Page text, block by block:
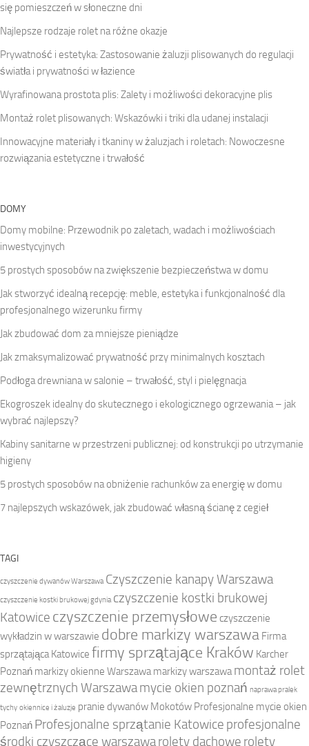
się pomieszczeń w słoneczne dni
Najlepsze rodzaje rolet na różne okazje
Prywatność i estetyka: Zastosowanie żaluzji plisowanych do regulacji
światła i prywatności w łazience
Wyrafinowana prostota plis: Zalety i możliwości dekoracyjne plis
Montaż rolet plisowanych: Wskazówki i triki dla udanej instalacji
Innowacyjne materiały i tkaniny w żaluzjach i roletach: Nowoczesne
rozwiązania estetyczne i trwałość
DOMY
Domy mobilne: Przewodnik po zaletach, wadach i możliwościach
inwestycyjnych
5 prostych sposobów na zwiększenie bezpieczeństwa w domu
Jak stworzyć idealną recepcję: meble, estetyka i funkcjonalność dla
profesjonalnego wizerunku firmy
Jak zbudować dom za mniejsze pieniądze
Jak zmaksymalizować prywatność przy minimalnych kosztach
Podłoga drewniana w salonie – trwałość, styl i pielęgnacja
Ekogroszek idealny do skutecznego i ekologicznego ogrzewania – jak
wybrać najlepszy?
Kabiny sanitarne w przestrzeni publicznej: od konstrukcji po utrzymanie
higieny
5 prostych sposobów na obniżenie rachunków za energię w domu
7 najlepszych wskazówek, jak zbudować własną ścianę z cegieł
TAGI
czyszczenie dywanów Warszawa Czyszczenie kanapy Warszawa
czyszczenie kostki brukowej gdynia czyszczenie kostki brukowej
Katowice czyszczenie przemysłowe czyszczenie
wykładzin w warszawie dobre markizy warszawa Firma
sprzątająca Katowice firmy sprzątające Kraków Karcher
Poznań markizy okienne Warszawa markizy warszawa montaż rolet
zewnętrznych Warszawamycie okien poznań naprawa pralek
tychy okiennice i żaluzje pranie dywanów Mokotów Profesjonalne mycie okien
Poznań Profesjonalne sprzątanie Katowice profesjonalne
środki czyszczące warszawarolety dachowe rolety